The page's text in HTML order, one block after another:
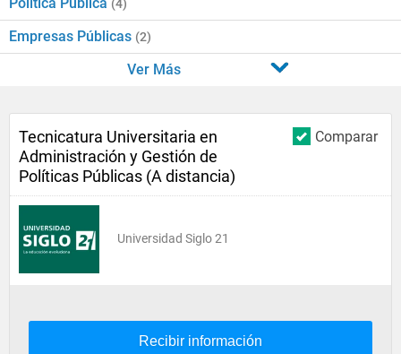
(4)
Empresas Públicas (2)
Ver Más
Comparar
Tecnicatura Universitaria en
Administración y Gestión de
Políticas Públicas (A distancia)
Universidad Siglo 21
Recibir información